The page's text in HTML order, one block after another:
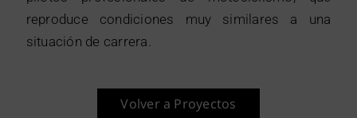
reproduce condiciones muy similares a una
situación de carrera.
Volver a Proyectos